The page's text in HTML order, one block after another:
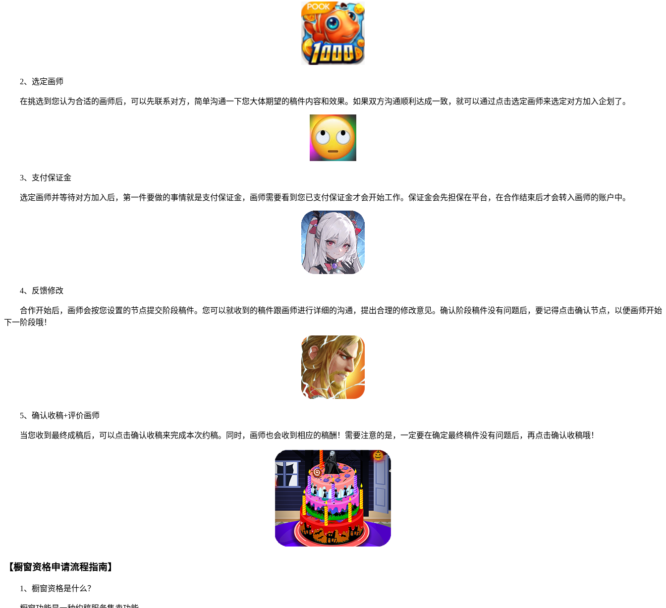
2、选定画师
在挑选到您认为合适的画师后，可以先联系对方，简单沟通一下您大体期望的稿件内容和效果。如果双方沟通顺利达成一致，就可以通过点击选定画师来选定对方加入企划了。
3、支付保证金
选定画师并等待对方加入后，第一件要做的事情就是支付保证金，画师需要看到您已支付保证金才会开始工作。保证金会先担保在平台，在合作结束后才会转入画师的账户中。
4、反馈修改
合作开始后，画师会按您设置的节点提交阶段稿件。您可以就收到的稿件跟画师进行详细的沟通，提出合理的修改意见。确认阶段稿件没有问题后，要记得点击确认节点，以便画师开始
下一阶段哦！
5、确认收稿+评价画师
当您收到最终成稿后，可以点击确认收稿来完成本次约稿。同时，画师也会收到相应的稿酬！需要注意的是，一定要在确定最终稿件没有问题后，再点击确认收稿哦！
【橱窗资格申请流程指南】
1、橱窗资格是什么？